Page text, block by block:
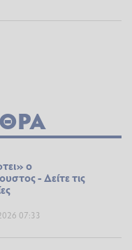
ο
- Δείτε τις
07:33